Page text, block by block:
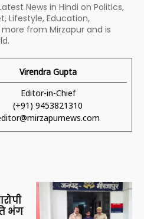
News in Hindi on Politics,
Lifestyle, Education,
from Mirzapur and is
Virendra Gupta
Editor-in-Chief
(+91) 9453821310
भंग